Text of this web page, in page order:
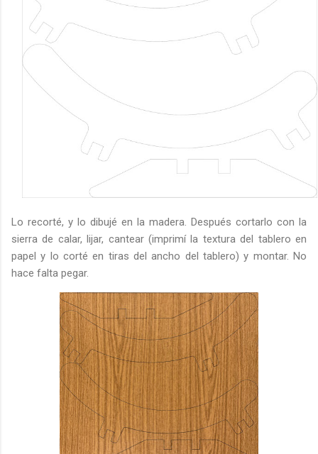
Lo recorté, y lo dibujé en la madera. Después cortarlo con la
sierra de calar, lijar, cantear (imprimí la textura del tablero en
papel y lo corté en tiras del ancho del tablero) y montar. No
hace falta pegar.